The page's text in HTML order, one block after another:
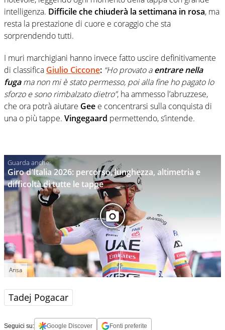
intelligenza. Difficile che chiuderà la settimana in rosa, ma
resta la prestazione di cuore e coraggio che sta
sorprendendo tutti.
I muri marchigiani hanno invece fatto uscire definitivamente
di classifica Giulio Ciccone: “Ho provato aentrare nella
fugama non mi è stato permesso, poi alla fine ho pagato lo
sforzo e sono rimbalzato dietro”, ha ammesso l’abruzzese,
che ora potrà aiutare Gee e concentrarsi sulla conquista di
una o più tappe. Vingegaard permettendo, s’intende.
Giro d'Italia 2026: percorso, lunghezza, altimetria e
difficoltà di tutte le tappe
Ansa
Tadej Pogacar
Seguici su: Google Discover Fonti preferite